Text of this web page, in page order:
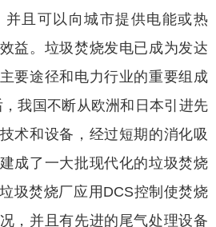
并且可以向城市提供电能或热
益。垃圾焚烧发电已成为发达
要途径和电力行业的重要组成
我国不断从欧洲和日本引进先
术和设备，经过短期的消化吸
成了一大批现代化的垃圾焚烧
圾焚烧厂应用DCS控制使焚烧
，并且有先进的尾气处理设备